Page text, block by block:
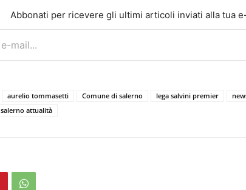
Abbonati per ricevere gli ultimi articoli inviati alla tua
aurelio tommasetti Comune di salerno lega salvini premier
salerno attualità